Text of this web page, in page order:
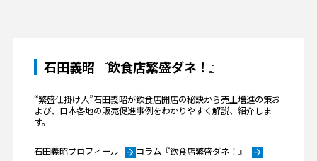
石田義昭『飲食店繁盛ダネ！』
“繁盛仕掛け人”石田義昭が飲食店開店の秘訣から売上増進の策お
よび、日本各地の販売促進事例をわかりやすく解説、紹介しま
す。
石田義昭プロフィール arrow_forwardコラム『飲食店繁盛ダネ！』 arrow_forward